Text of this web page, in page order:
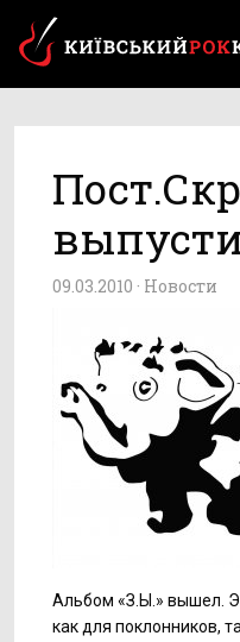
09.03.2010 · Новости
Альбом «З.Ы.» вышел.
как для поклонников,